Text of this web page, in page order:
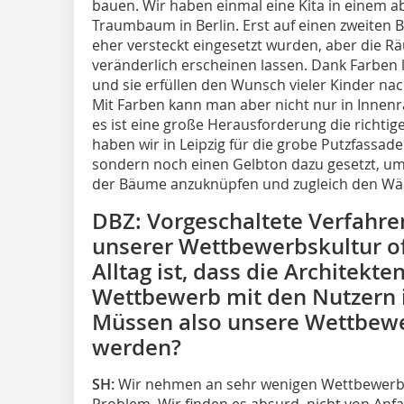
bauen. Wir haben einmal eine Kita in einem
Traumbaum in Berlin. Erst auf einen zweiten
eher versteckt eingesetzt wurden, aber die
veränderlich erscheinen lassen. Dank
und sie erfüllen den Wunsch vieler Kinder
Mit Farben kann man aber nicht nur in
es ist eine große Herausforderung die
haben wir in Leipzig für die grobe
sondern noch einen Gelbton dazu gesetzt,
der Bäume anzuknüpfen und zugleich den
DBZ: Vorgeschaltete
unserer Wettbewerbskultur
Alltag ist, dass die
Wettbewerb mit den
Müssen also unsere
werden?
SH:Wir nehmen an sehr wenigen